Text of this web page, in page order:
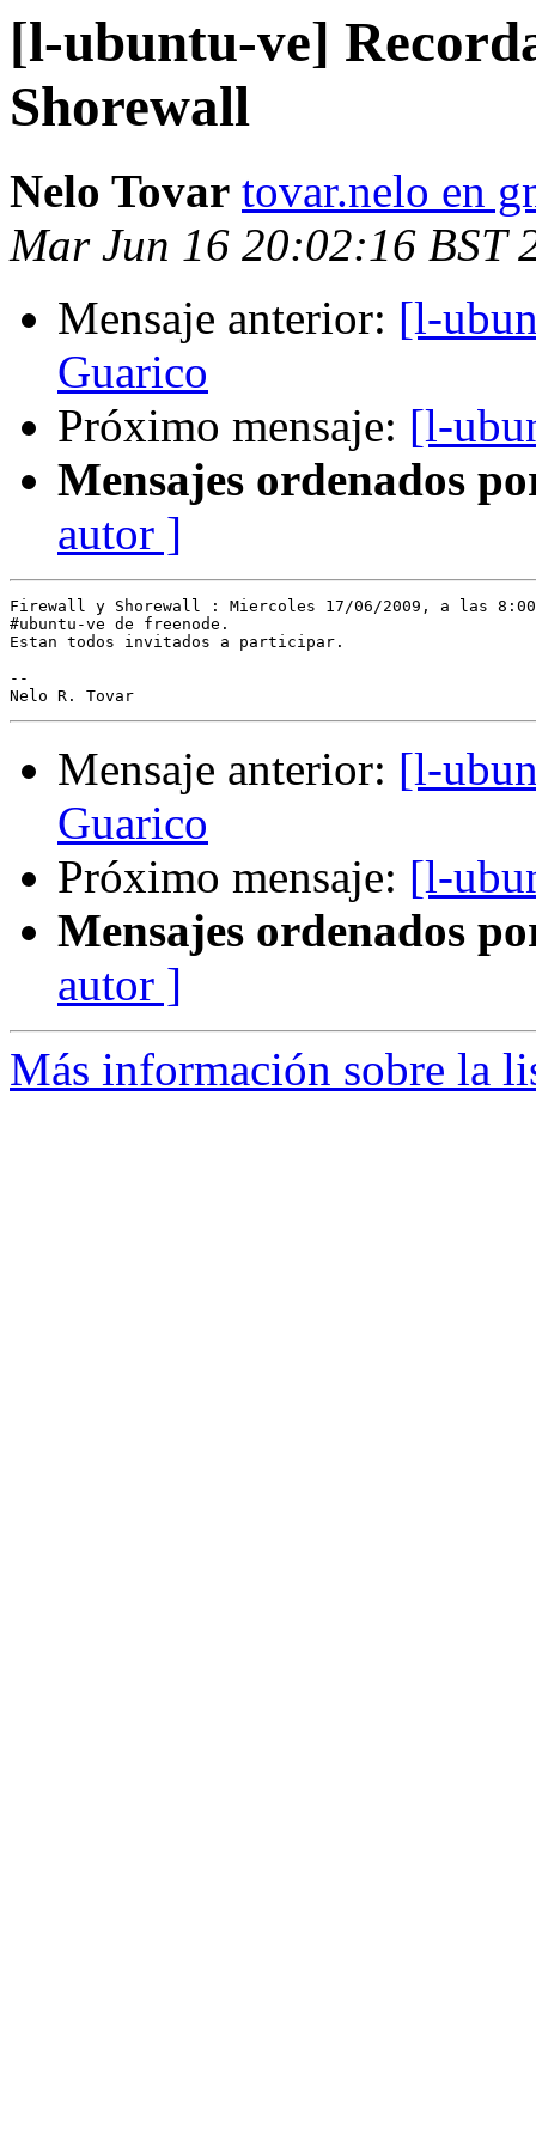
[l-ubuntu-ve]
Shorewall
Nelo Tovar tovar.nelo en
Mar Jun 16 20:02:16 BST
Mensaje anterior: [l-
Guarico
Próximo mensaje: [l-
Mensajes ordenados
autor ]
Firewall y Shorewall : Miercoles 17/06/2009, a las
#ubuntu-ve de freenode.
Estan todos invitados a participar.
--
Mensaje anterior: [l-
Guarico
Próximo mensaje: [l-
Mensajes ordenados
autor ]
Más información sobre la